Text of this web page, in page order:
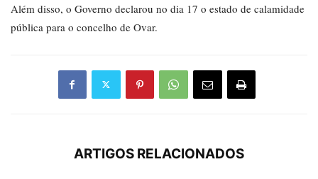
Além disso, o Governo declarou no dia 17 o estado de calamidade
pública para o concelho de Ovar.
ARTIGOS RELACIONADOS